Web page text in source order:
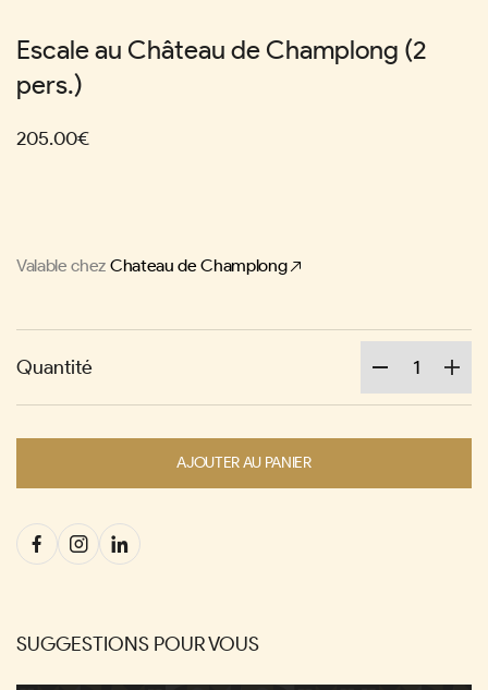
Escale au Château de Champlong (2
pers.)
205.00€
Valable chez Chateau de Champlong
Quantité
AJOUTER AU PANIER
SUGGESTIONS POUR VOUS